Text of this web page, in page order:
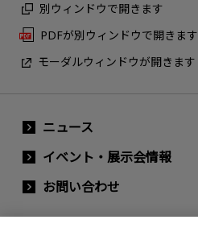
別ウィンドウで開きます
PDFが別ウィンドウで開きます
モーダルウィンドウが開きます
ニュース
イベント・展示会情報
お問い合わせ